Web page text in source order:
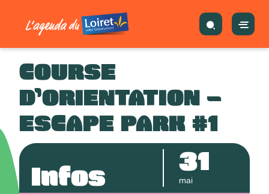
COURSE
D’ORIENTATION –
ESCAPE PARK #1
Infos 31
mai